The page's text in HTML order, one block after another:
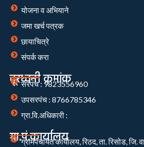
योजना व अभियाने
जमा खर्च पत्रक
छायाचित्रे
संपर्क करा
दूरध्वनी क्रमांक
सरपंच : 9823556960
उपसरपंच : 8766785346
ग्रा.वि.अधिकारी :
ग्रा.पं.कार्यालय
ग्रामपंचायत कार्यालय, रिठद, ता. रिसोड, जि.